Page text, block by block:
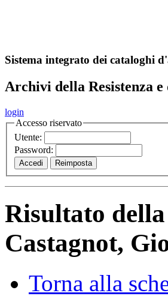
Sistema integrato dei cataloghi
Archivi della Resistenza e
login
Accesso riservato
Utente:
Password:
Risultato
Castagnot,
Torna alla